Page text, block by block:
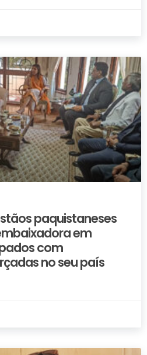
paquistaneses
em
com
no seu país